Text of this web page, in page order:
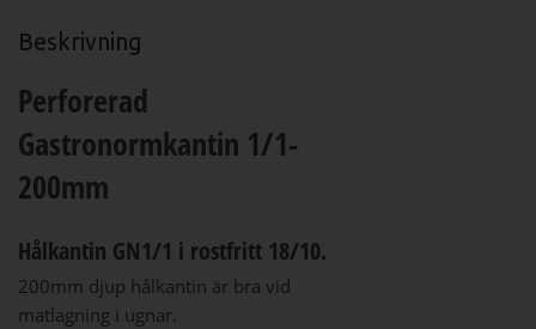
Beskrivning
Perforerad
Gastronormkantin 1/1-
200mm
Hålkantin GN1/1 i rostfritt 18/10.
200mm djup hålkantin är bra vid
matlagning i ugnar.